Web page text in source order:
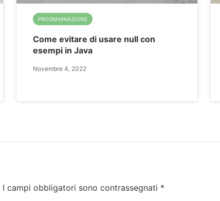
PROGRAMMAZIONE
Come evitare di usare null con
esempi in Java
Novembre 4, 2022
I campi obbligatori sono contrassegnati *